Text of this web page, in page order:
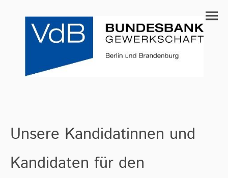
Unsere Kandidatinnen und
Kandidaten für den